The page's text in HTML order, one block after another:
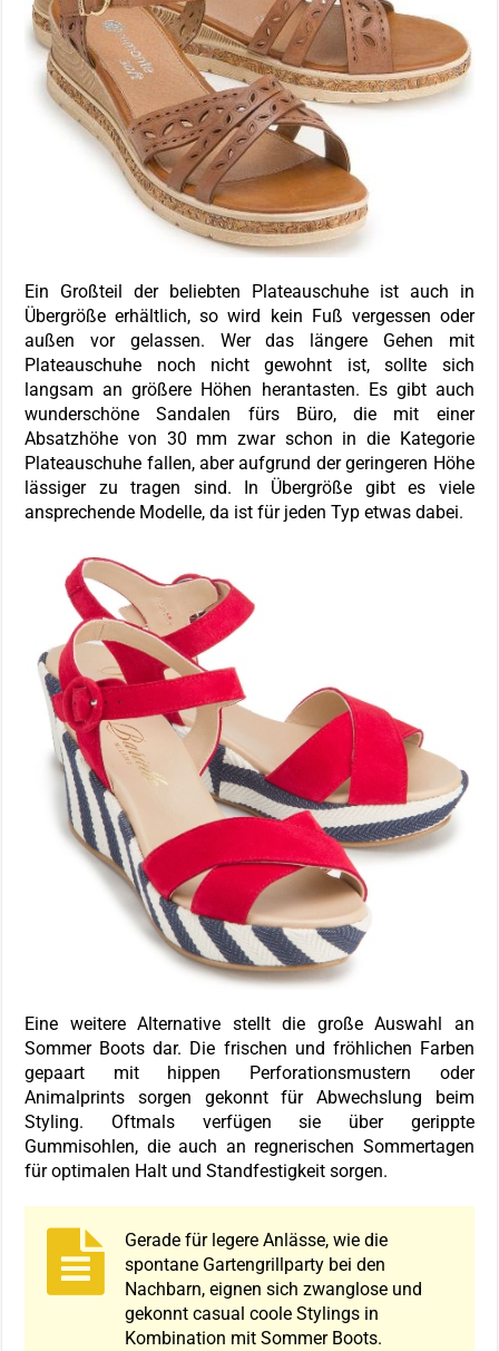
Ein Großteil der beliebten Plateauschuhe ist auch in
Übergröße erhältlich, so wird kein Fuß vergessen oder
außen vor gelassen. Wer das längere Gehen mit
Plateauschuhe noch nicht gewohnt ist, sollte sich
langsam an größere Höhen herantasten. Es gibt auch
wunderschöne Sandalen fürs Büro, die mit einer
Absatzhöhe von 30 mm zwar schon in die Kategorie
Plateauschuhe fallen, aber aufgrund der geringeren Höhe
lässiger zu tragen sind. In Übergröße gibt es viele
ansprechende Modelle, da ist für jeden Typ etwas dabei.
Eine weitere Alternative stellt die große Auswahl an
Sommer Boots dar. Die frischen und fröhlichen Farben
gepaart mit hippen Perforationsmustern oder
Animalprints sorgen gekonnt für Abwechslung beim
Styling. Oftmals verfügen sie über gerippte
Gummisohlen, die auch an regnerischen Sommertagen
für optimalen Halt und Standfestigkeit sorgen.
Gerade für legere Anlässe, wie die
spontane Gartengrillparty bei den
Nachbarn, eignen sich zwanglose und
gekonnt casual coole Stylings in
Kombination mit Sommer Boots.